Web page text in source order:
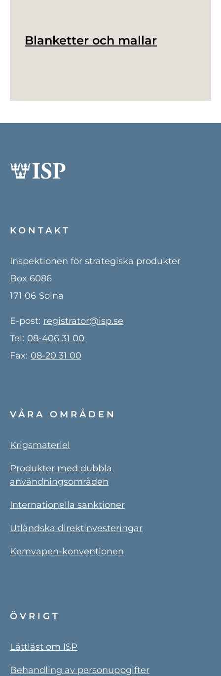
Blanketter och mallar
KONTAKT
Inspektionen för strategiska produkter
Box 6086
171 06 Solna
E-post: registrator@isp.se
Tel: 08-406 31 00
Fax: 08-20 31 00
VÅRA OMRÅDEN
Krigsmateriel
Produkter med dubbla
användningsområden
Internationella sanktioner
Utländska direktinvesteringar
Kemvapen-konventionen
ÖVRIGT
Lättläst om ISP
Behandling av personuppgifter